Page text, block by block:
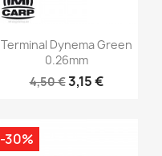
Vorschau
Terminal Dynema Green
0.26mm
4,50 €3,15 €
-30%